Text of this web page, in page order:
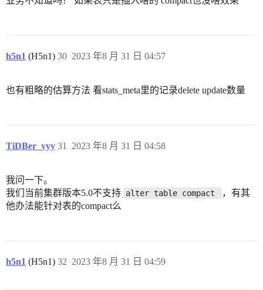
h5n1 (H5n1) 2023 年8 月 31 日 04:57
30
也有粗略的估算方法 看stats_meta里的记录delete update数量
TiDBer_yyy 2023 年8 月 31 日 04:58
31
我问一下。
我们当前集群版本5.0不支持 alter table compact
，有其
他办法能针对表的compact么
h5n1 (H5n1) 2023 年8 月 31 日 04:59
32